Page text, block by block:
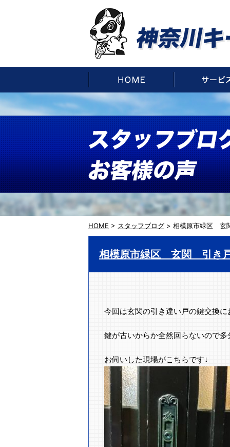
HOME
HOME > スタッフブログ > 相模原市緑区
相模原市緑区 玄関 引き
今回は玄関の引き違い戸の鍵交換
鍵が古いからか全然回らないので
お伺いした現場がこちらです↓